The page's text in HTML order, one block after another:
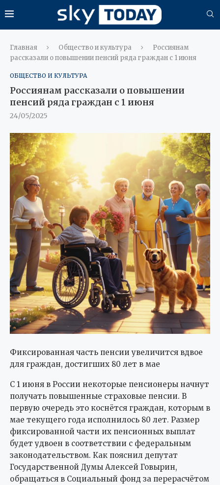
Главная Общество и культура
Россиянам
рассказали о повышении пенсий ряда граждан с 1 июня
ОБЩЕСТВО И КУЛЬТУРА
Россиянам рассказали о повышении
пенсий ряда граждан с 1 июня
24/05/2025
Фиксированная часть пенсии увеличится вдвое
для граждан, достигших 80 лет в мае
С 1 июня в России некоторые пенсионеры начнут
получать повышенные страховые пенсии. В
первую очередь это коснётся граждан, которым в
мае текущего года исполнилось 80 лет. Размер
фиксированной части их пенсионных выплат
будет удвоен в соответствии с федеральным
законодательством. Как пояснил депутат
Государственной Думы Алексей Говырин,
обращаться в Социальный фонд за перерасчётом